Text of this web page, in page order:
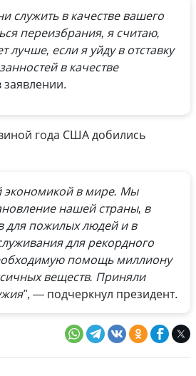
служить в качестве вашего
переизбрания, я считаю,
лучше, если я уйду в отставку
в качестве
года США добились
экономикой в мире. Мы
нашей страны, в
для пожилых людей и в
для рекордного
помощь миллиону
веществ. Приняли
, — подчеркнул президент.